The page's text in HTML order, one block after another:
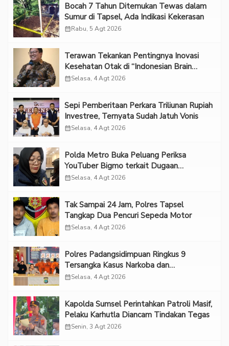
Bocah 7 Tahun Ditemukan Tewas dalam
Sumur di Tapsel, Ada Indikasi Kekerasan
calendar_monthRabu, 5 Agt 2026
Terawan Tekankan Pentingnya Inovasi
Kesehatan Otak di “Indonesian Brain
Forum 2026 UPN Veteran Jakarta”
calendar_monthSelasa, 4 Agt 2026
Sepi Pemberitaan Perkara Triliunan Rupiah
Investree, Ternyata Sudah Jatuh Vonis
calendar_monthSelasa, 4 Agt 2026
Polda Metro Buka Peluang Periksa
YouTuber Bigmo terkait Dugaan
Eksploitasi Anak
calendar_monthSelasa, 4 Agt 2026
Tak Sampai 24 Jam, Polres Tapsel
Tangkap Dua Pencuri Sepeda Motor
calendar_monthSelasa, 4 Agt 2026
Polres Padangsidimpuan Ringkus 9
Tersangka Kasus Narkoba dan
Penganiayaan
calendar_monthSelasa, 4 Agt 2026
Kapolda Sumsel Perintahkan Patroli Masif,
Pelaku Karhutla Diancam Tindakan Tegas
calendar_monthSenin, 3 Agt 2026